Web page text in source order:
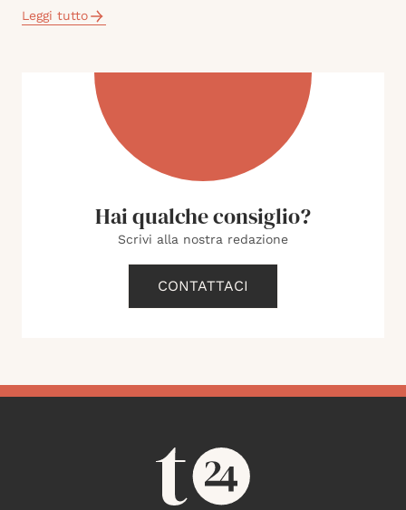
Leggi tutto
Hai qualche consiglio?
Scrivi alla nostra redazione
CONTATTACI